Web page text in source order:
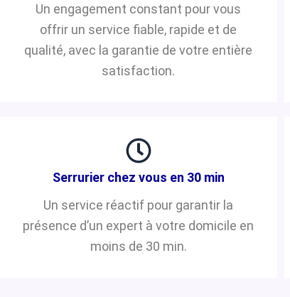
Un engagement constant pour vous
offrir un service fiable, rapide et de
qualité, avec la garantie de votre entière
satisfaction.
Serrurier chez vous en 30 min
Un service réactif pour garantir la
présence d’un expert à votre domicile en
moins de 30 min.